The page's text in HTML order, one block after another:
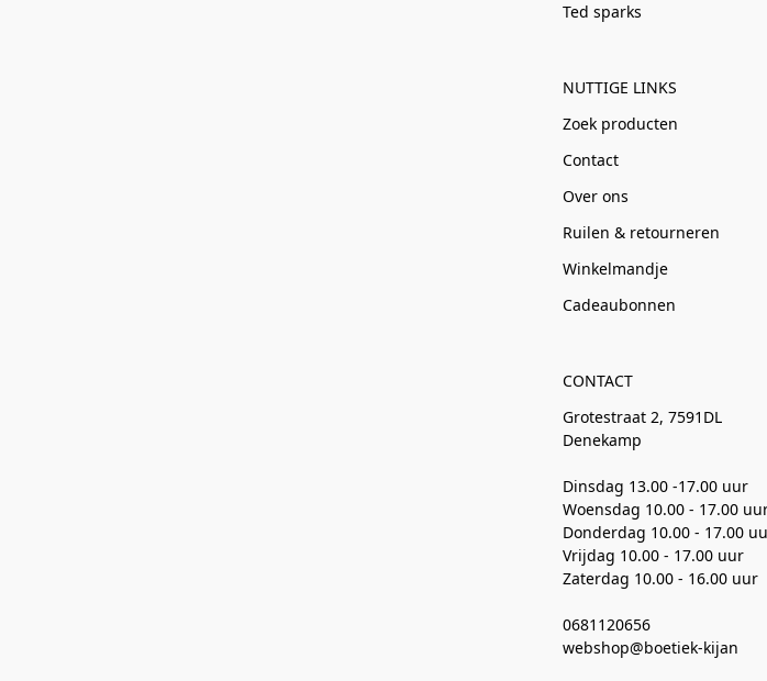
Ted sparks
NUTTIGE LINKS
Zoek producten
Contact
Over ons
Ruilen & retourneren
Winkelmandje
Cadeaubonnen
CONTACT
Grotestraat 2, 7591DL
Denekamp
Dinsdag 13.00 -17.00 uur
Woensdag 10.00 - 17.00
Donderdag 10.00 - 17.00
Vrijdag 10.00 - 17.00 uur
Zaterdag 10.00 - 16.00 uur
0681120656
webshop@boetiek-kijan